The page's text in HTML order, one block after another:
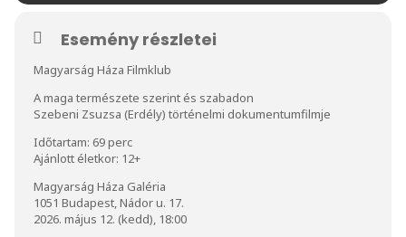
Esemény részletei
Magyarság Háza Filmklub
A maga természete szerint és szabadon
Szebeni Zsuzsa (Erdély) történelmi dokumentumfilmje
Időtartam: 69 perc
Ajánlott életkor: 12+
Magyarság Háza Galéria
1051 Budapest, Nádor u. 17.
2026. május 12. (kedd), 18:00